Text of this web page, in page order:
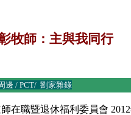
牧師：主與我同行
邊 / PCT/ 劉家雜錄
在職暨退休福利委員會 2012